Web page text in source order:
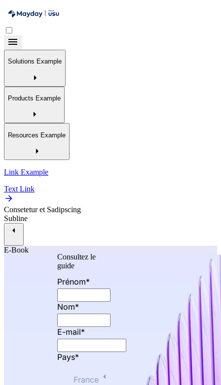
Solutions Example
Products Example
Resources Example
Link Example
Text Link
Consetetur et Sadipscing
Subline
E-Book
Consultez le
guide
Prénom*
Nom*
E-mail*
Pays*
France